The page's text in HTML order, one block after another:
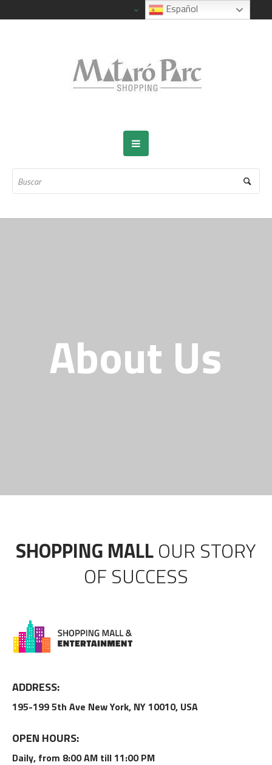
About Us
SHOPPING MALLOUR STORY
OF SUCCESS
ADDRESS:
195-199 5th Ave New York, NY 10010, USA
OPEN HOURS:
Daily, from 8:00 AM till 11:00 PM
Español